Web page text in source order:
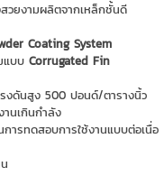
วยงามผลิตจากเหล็กชั้นดี
Coating System
แบบ Corrugated Fin
งดันสูง 500 ปอนด์/ตารางนิ้ว
านเกินกำลัง
ารทดสอบการใช้งานแบบต่อเนื่อ